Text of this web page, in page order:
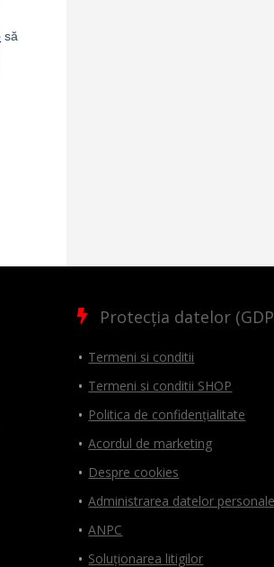
Protecția datelor
Termeni si conditii
Termeni si conditii SHOP
Politica de confidențialitate
Acordul de marketing
Despre cookies
Administrarea datelor
ANPC
Soluționarea litigilor